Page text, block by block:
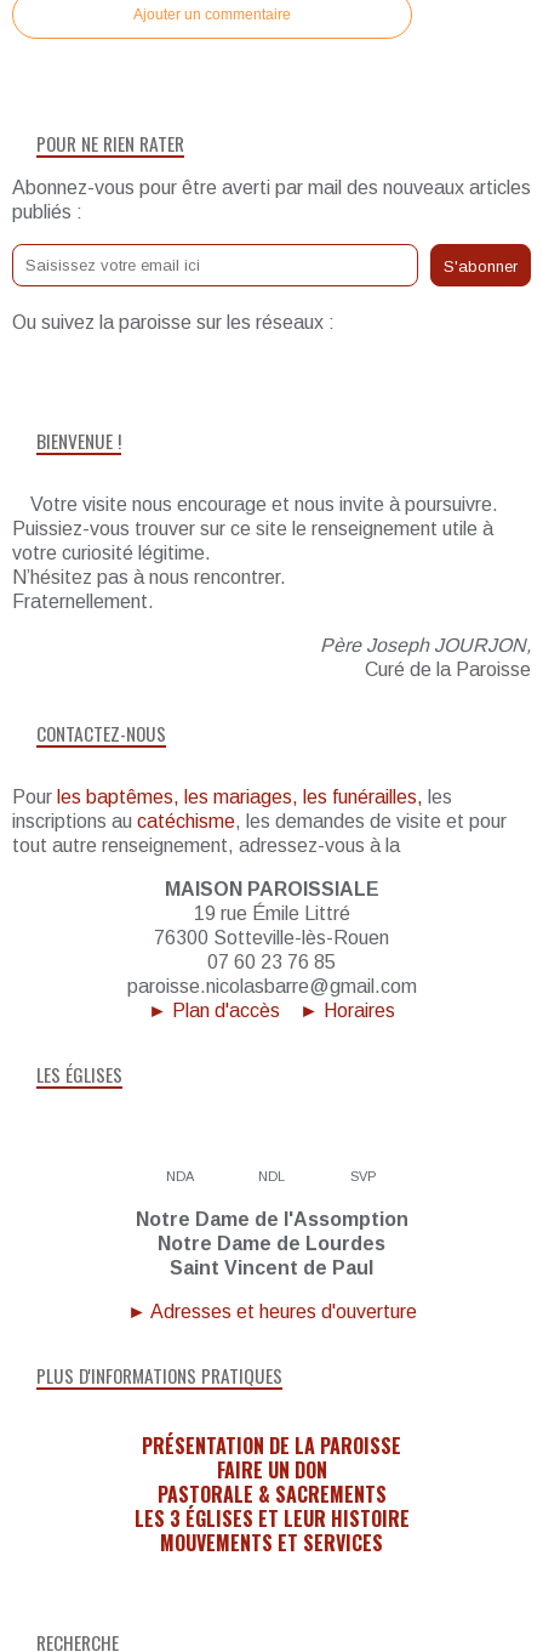
Ajouter un commentaire
POUR NE RIEN RATER
Abonnez-vous pour être averti par mail des nouveaux articles
publiés :
Ou suivez la paroisse sur les réseaux :
RECHERCHE
BIENVENUE !
Votre visite nous encourage et nous invite à poursuivre.
Puissiez-vous trouver sur ce site le renseignement utile à
votre curiosité légitime.
N’hésitez pas à nous rencontrer.
Fraternellement.
Père Joseph JOURJON,
Curé de la Paroisse
CONTACTEZ-NOUS
Pour les baptêmes, les mariages, les funérailles, les
inscriptions au catéchisme, les demandes de visite et pour
tout autre renseignement, adressez-vous à la
MAISON PAROISSIALE
19 rue Émile Littré
76300 Sotteville-lès-Rouen
07 60 23 76 85
paroisse.nicolasbarre@gmail.com
► Plan d'accès
► Horaires
LES ÉGLISES
NDA NDL SVP
Notre Dame de l'Assomption
Notre Dame de Lourdes
Saint Vincent de Paul
► Adresses et heures d'ouverture
PLUS D'INFORMATIONS PRATIQUES
PRÉSENTATION DE LA PAROISSE
FAIRE UN DON
PASTORALE & SACREMENTS
LES 3 ÉGLISES ET LEUR HISTOIRE
MOUVEMENTS ET SERVICES